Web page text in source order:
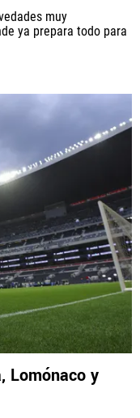
muy
ya prepara todo para
Lomónaco y